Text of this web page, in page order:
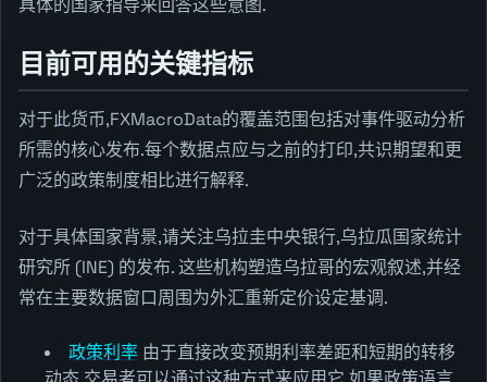
具体的国家指导来回答这些意图.
目前可用的关键指标
对于此货币,FXMacroData的覆盖范围包括对事件驱动分析
所需的核心发布.每个数据点应与之前的打印,共识期望和更
广泛的政策制度相比进行解释.
对于具体国家背景,请关注乌拉圭中央银行,乌拉瓜国家统计
研究所 (INE) 的发布. 这些机构塑造乌拉哥的宏观叙述,并经
常在主要数据窗口周围为外汇重新定价设定基调.
政策利率 由于直接改变预期利率差距和短期的转移